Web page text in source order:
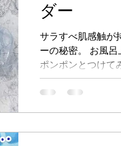
ダー
サラすべ肌感触が
ーの秘密。 お風
ポンポンとつけて
みて!!! 琴ファン
円（税込）...